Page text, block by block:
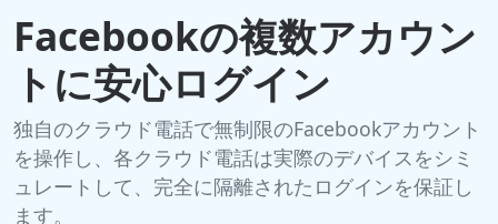
Facebookの複数アカウン
トに安心ログイン
独自のクラウド電話で無制限のFacebookアカウント
を操作し、各クラウド電話は実際のデバイスをシミ
ュレートして、完全に隔離されたログインを保証し
ます。